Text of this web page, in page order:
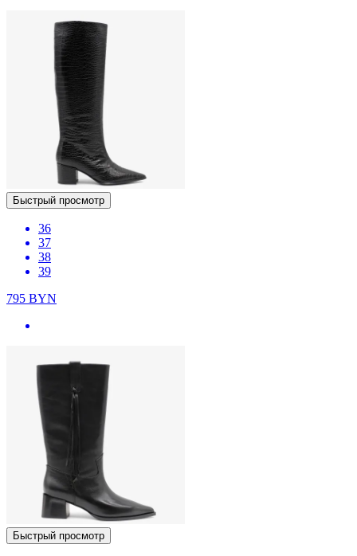
Быстрый просмотр
36
37
38
39
795 BYN
Быстрый просмотр